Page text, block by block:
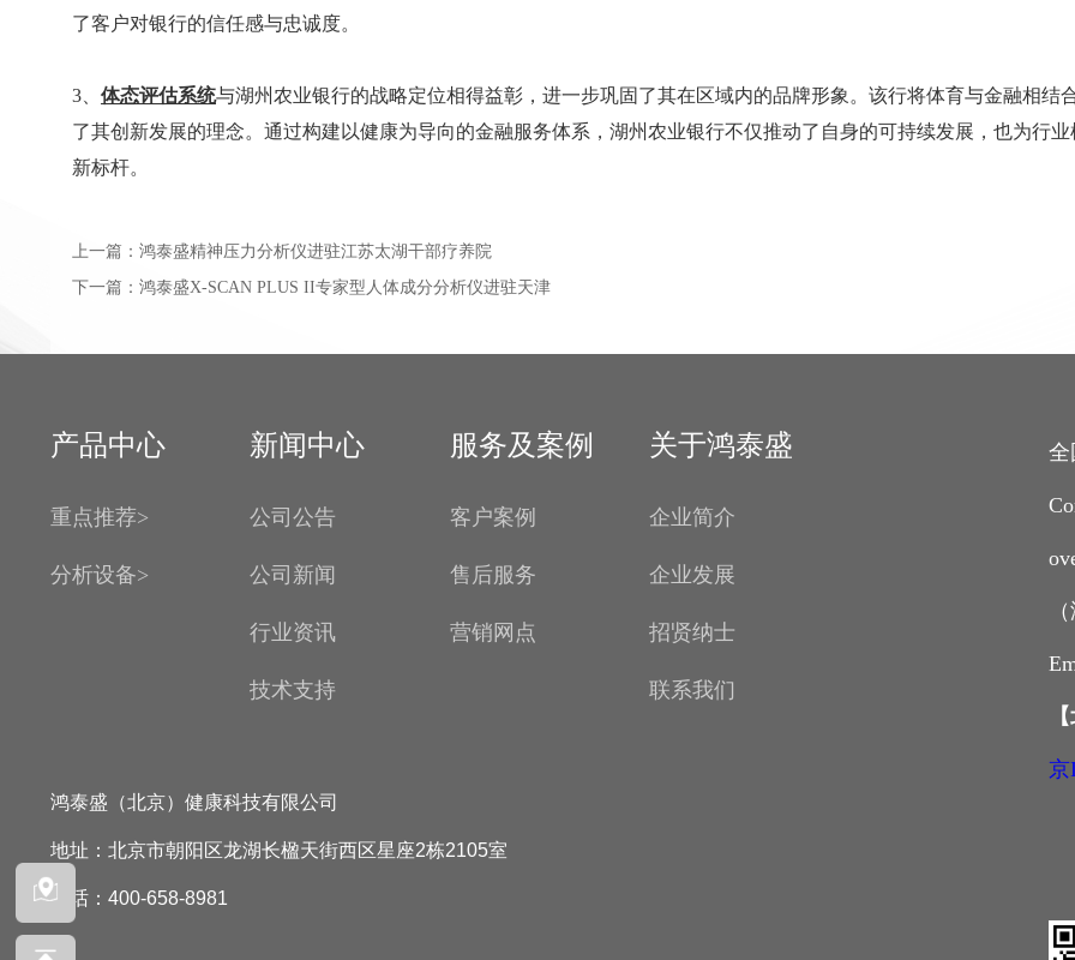
了客户对银行的信任感与忠诚度。
3、体态评估系统与湖州农业银行的战略定位相得益彰，进一步巩固了其在区域内的品牌形象。该行将体育与金融相结
了其创新发展的理念。通过构建以健康为导向的金融服务体系，湖州农业银行不仅推动了自身的可持续发展，也为行业
新标杆。
上一篇：鸿泰盛精神压力分析仪进驻江苏太湖干部疗养院
下一篇：鸿泰盛X-SCAN PLUS II专家型人体成分分析仪进驻天津
产品中心
重点推荐>
分析设备>
新闻中心
公司公告
公司新闻
行业资讯
技术支持
服务及案例
客户案例
售后服务
营销网点
关于鸿泰盛
企业简介
企业发展
招贤纳士
联系我们
鸿泰盛（北京）健康科技有限公司
地址：北京市朝阳区龙湖长楹天街西区星座2栋2105室
电话：400-658-8981
全
【
京